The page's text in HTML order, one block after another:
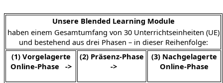
Unsere Blended Learning Module
haben einem Gesamtumfang von 30 Unterrichtseinheiten (UE)
und bestehend aus drei Phasen – in dieser Reihenfolge:
(1) Vorgelagerte
Online-Phase ->
(2) Präsenz-Phase
->
(3) Nachgelagerte
Online-Phase